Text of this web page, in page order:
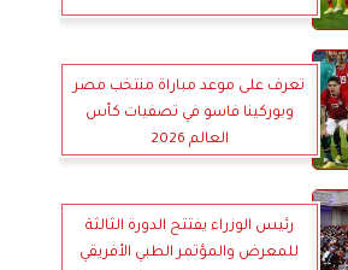
تعرف على موعد مباراة منتخب مصر
وبوركينا فاسو في تصفيات كأس
العالم 2026
رئيس الوزراء يفتتح الدورة الثالثة
للمعرض والمؤتمر الطبي الأفريقي